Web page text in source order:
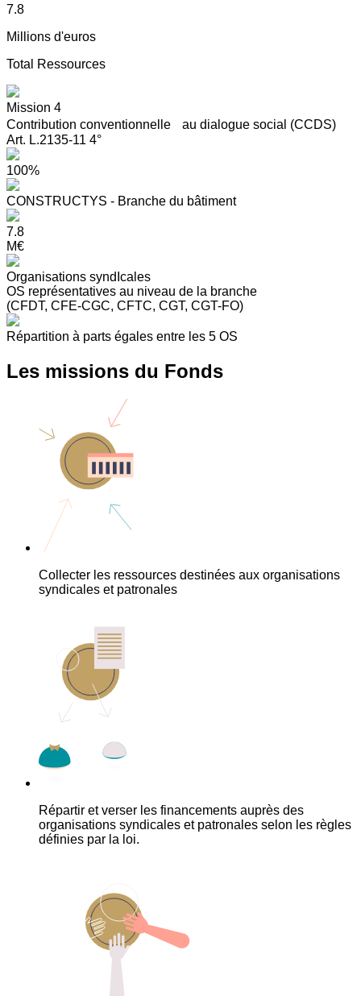
7.8
Millions d'euros
Total Ressources
Mission 4
Contribution conventionnelle au dialogue social (CCDS)
Art. L.2135-11 4°
100%
CONSTRUCTYS - Branche du bâtiment
7.8
M€
Organisations syndIcales
OS représentatives au niveau de la branche
(CFDT, CFE-CGC, CFTC, CGT, CGT-FO)
Répartition à parts égales entre les 5 OS
Les missions du Fonds
Collecter les ressources destinées aux organisations
syndicales et patronales
Répartir et verser les financements auprès des
organisations syndicales et patronales selon les règles
définies par la loi.